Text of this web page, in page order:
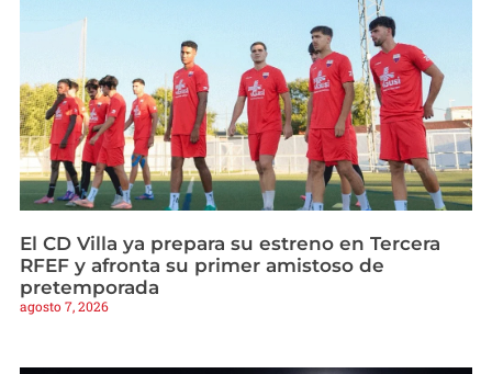
El CD Villa ya prepara su estreno en Tercera
RFEF y afronta su primer amistoso de
pretemporada
agosto 7, 2026